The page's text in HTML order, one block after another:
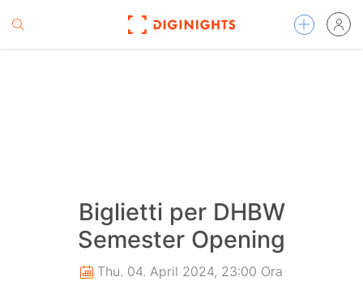
Biglietti per DHBW
Semester Opening
Thu. 04. April 2024, 23:00 Ora